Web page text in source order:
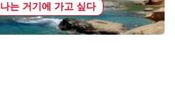
나는 거기에 가고 싶다